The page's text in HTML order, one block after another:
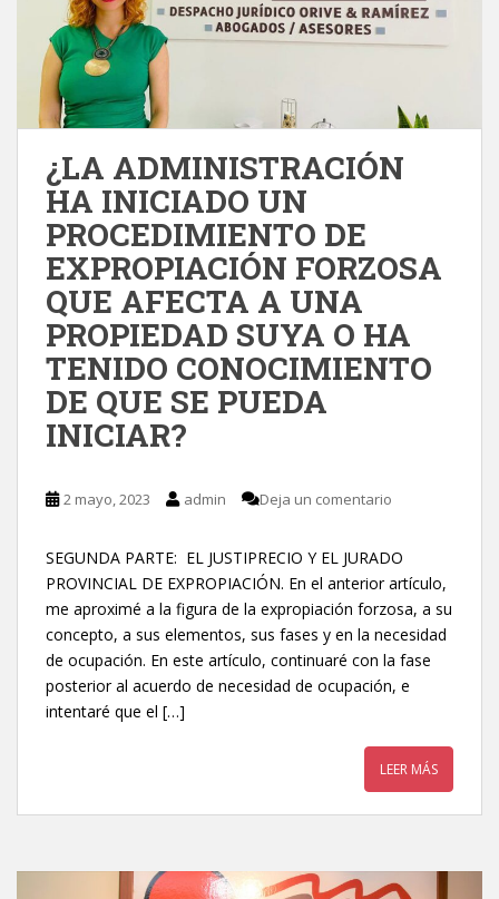
¿LA ADMINISTRACIÓN
HA INICIADO UN
PROCEDIMIENTO DE
EXPROPIACIÓN FORZOSA
QUE AFECTA A UNA
PROPIEDAD SUYA O HA
TENIDO CONOCIMIENTO
DE QUE SE PUEDA
INICIAR?
2 mayo, 2023 admin Deja un comentario
SEGUNDA PARTE: EL JUSTIPRECIO Y EL JURADO
PROVINCIAL DE EXPROPIACIÓN. En el anterior artículo,
me aproximé a la figura de la expropiación forzosa, a su
concepto, a sus elementos, sus fases y en la necesidad
de ocupación. En este artículo, continuaré con la fase
posterior al acuerdo de necesidad de ocupación, e
intentaré que el […]
LEER MÁS